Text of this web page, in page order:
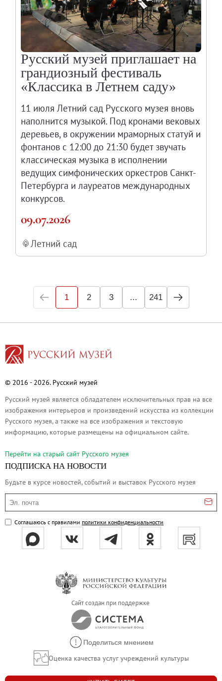
Русский музей приглашает на
грандиозный фестиваль
«Классика в Летнем саду»
11 июля Летний сад Русского музея вновь
наполнится музыкой. Под кронами вековых
деревьев, в окружении мраморных статуй и
фонтанов с 12:00 до 21:30 будет звучать
классическая музыка в исполнении
ведущих симфонических оркестров Санкт-
Петербурга и лауреатов международных
конкурсов.
09.07.2026
Летний сад
1 2 3 ... 241
© 2016 - 2026. Русский музей
Русский музей является обладателем исключительных прав на все
изображения интерьеров и произведений искусства из коллекции
Русского музея, а также на все изображения и текстовую
информацию, которые размещены на официальном сайте.
Перейти на cтарый сайт Русского музея
ПОДПИСКА НА НОВОСТИ
Будьте в курсе новостей, событий и выставок Русского музея
Эл. почта
Соглашаюсь с правилами политики конфиденциальности
Сайт создан при поддержке
Поделиться мнением
Оценка качества услуг учреждений культуры